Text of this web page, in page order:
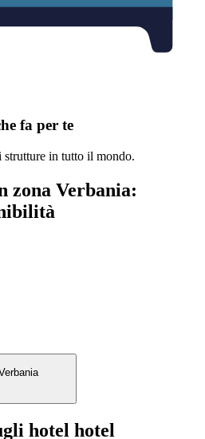
fa per te
in tutto il mondo.
zona Verbania:
hotel hotel